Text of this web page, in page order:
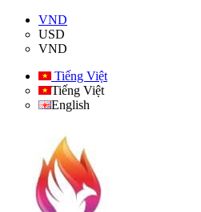
VND
USD
VND
Tiếng Việt
Tiếng Việt
English